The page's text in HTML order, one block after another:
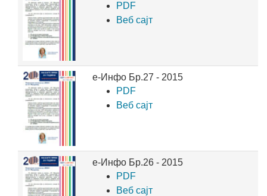
PDF
Веб сајт
е-Инфо Бр.27 - 2015
PDF
Веб сајт
е-Инфо Бр.26 - 2015
PDF
Веб сајт